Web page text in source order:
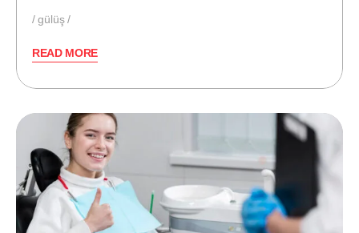
gülüş
READ MORE